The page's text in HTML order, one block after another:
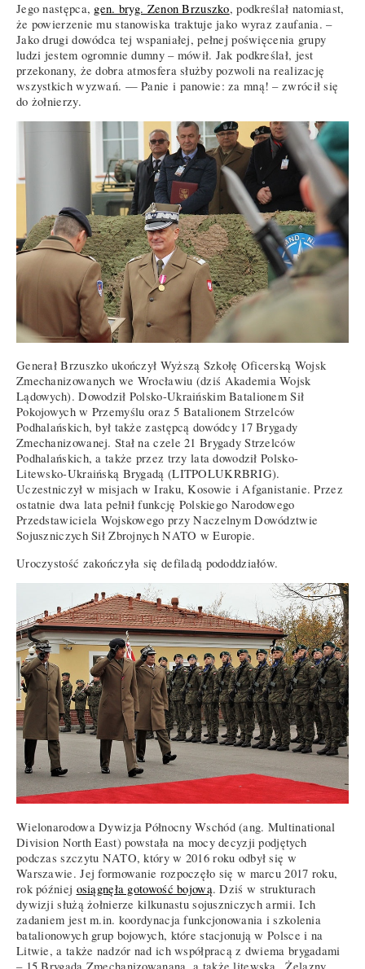
Jego następca, gen. bryg. Zenon Brzuszko, podkreślał natomiast,
że powierzenie mu stanowiska traktuje jako wyraz zaufania. –
Jako drugi dowódca tej wspaniałej, pełnej poświęcenia grupy
ludzi jestem ogromnie dumny – mówił. Jak podkreślał, jest
przekonany, że dobra atmosfera służby pozwoli na realizację
wszystkich wyzwań. — Panie i panowie: za mną! – zwrócił się
do żołnierzy.
Generał Brzuszko ukończył Wyższą Szkołę Oficerską Wojsk
Zmechanizowanych we Wrocławiu (dziś Akademia Wojsk
Lądowych). Dowodził Polsko-Ukraińskim Batalionem Sił
Pokojowych w Przemyślu oraz 5 Batalionem Strzelców
Podhalańskich, był także zastępcą dowódcy 17 Brygady
Zmechanizowanej. Stał na czele 21 Brygady Strzelców
Podhalańskich, a także przez trzy lata dowodził Polsko-
Litewsko-Ukraińską Brygadą (LITPOLUKRBRIG).
Uczestniczył w misjach w Iraku, Kosowie i Afganistanie. Przez
ostatnie dwa lata pełnił funkcję Polskiego Narodowego
Przedstawiciela Wojskowego przy Naczelnym Dowództwie
Sojuszniczych Sił Zbrojnych NATO w Europie.
Uroczystość zakończyła się defiladą pododdziałów.
Wielonarodowa Dywizja Północny Wschód (ang. Multinational
Division North East) powstała na mocy decyzji podjętych
podczas szczytu NATO, który w 2016 roku odbył się w
Warszawie. Jej formowanie rozpoczęło się w marcu 2017 roku,
rok później osiągnęła gotowość bojową. Dziś w strukturach
dywizji służą żołnierze kilkunastu sojuszniczych armii. Ich
zadaniem jest m.in. koordynacja funkcjonowania i szkolenia
batalionowych grup bojowych, które stacjonują w Polsce i na
Litwie, a także nadzór nad ich współpracą z dwiema brygadami